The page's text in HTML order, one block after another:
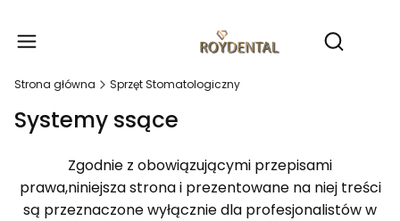
Otwórz
Strona główna Sprzęt Stomatologiczny
Systemy ssące
Zgodnie z obowiązującymi przepisami
prawa,niniejsza strona i prezentowane na niej treści
są przeznaczone wyłącznie dla profesjonalistów w